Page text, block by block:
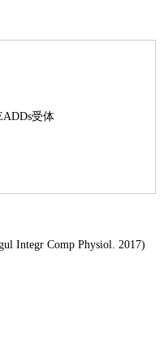
Integr Comp Physiol. 2017)